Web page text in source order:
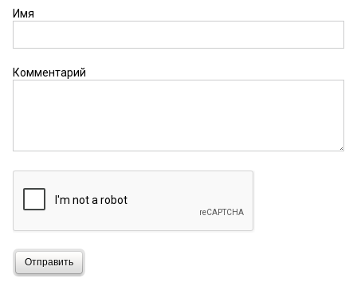
Имя
Комментарий
Отправить